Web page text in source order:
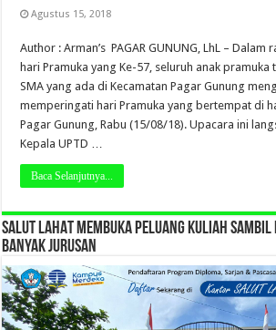
Agustus 15, 2018
Author : Arman’s PAGAR GUNUNG, LhL –
hari Pramuka yang Ke-57, seluruh anak pramuka
SMA yang ada di Kecamatan Pagar Gunung
memperingati hari Pramuka yang bertempat di
Pagar Gunung, Rabu (15/08/18). Upacara ini
Kepala UPTD …
Baca Selanjutnya...
SALUT LAHAT MEMBUKA PELUANG KULIAH SAMBIL
BANYAK JURUSAN